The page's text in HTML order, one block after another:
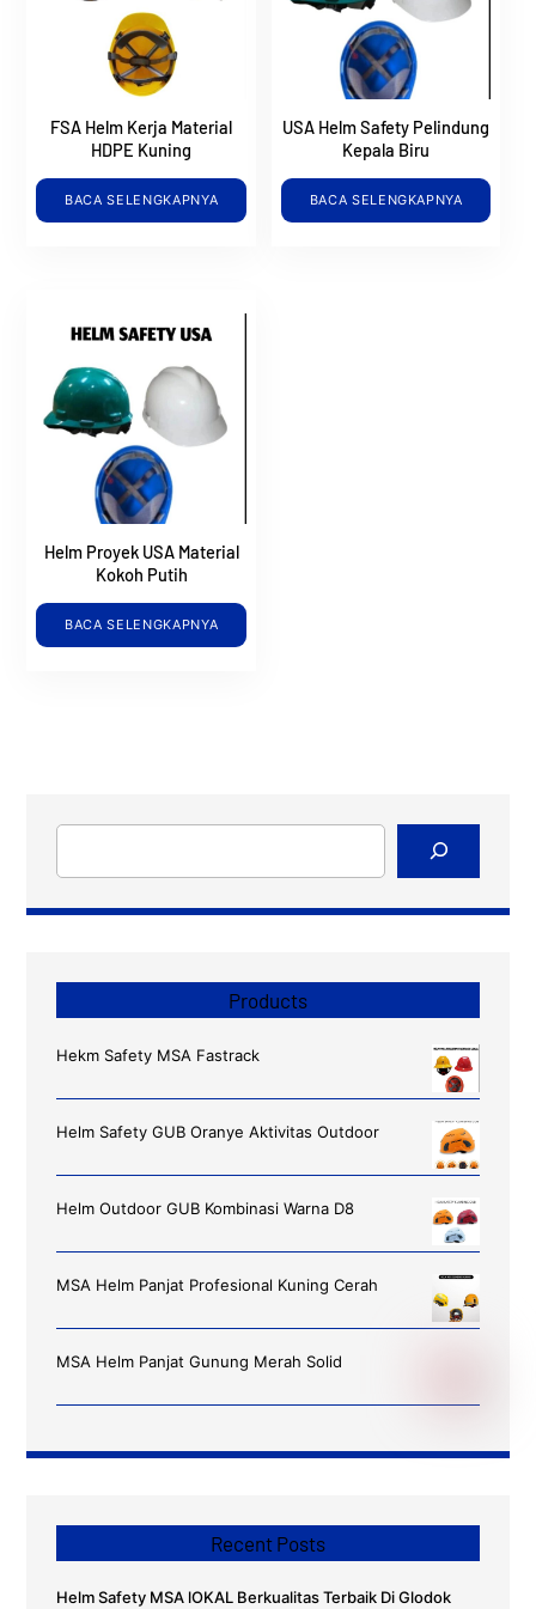
FSA Helm Kerja Material
HDPE Kuning
BACA SELENGKAPNYA
USA Helm Safety Pelindung
Kepala Biru
BACA SELENGKAPNYA
Helm Proyek USA Material
Kokoh Putih
BACA SELENGKAPNYA
Cari
Products
Hekm Safety MSA Fastrack
Helm Safety GUB Oranye Aktivitas Outdoor
Helm Outdoor GUB Kombinasi Warna D8
MSA Helm Panjat Profesional Kuning Cerah
MSA Helm Panjat Gunung Merah Solid
Recent Posts
Helm Safety MSA lOKAL Berkualitas Terbaik Di Glodok